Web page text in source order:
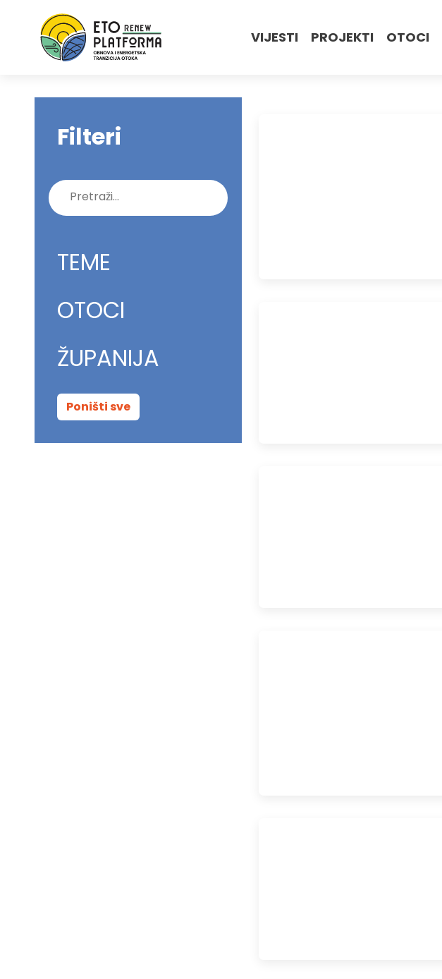
VIJESTI PROJEKTI OTOCI
Filteri
Pretraži:
TEME
OTOCI
ŽUPANIJA
Poništi sve